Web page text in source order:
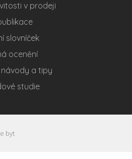
v prodeji
slovníček
ocenění
a tipy
studie
byt